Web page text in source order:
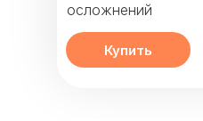
осложнений
Купить